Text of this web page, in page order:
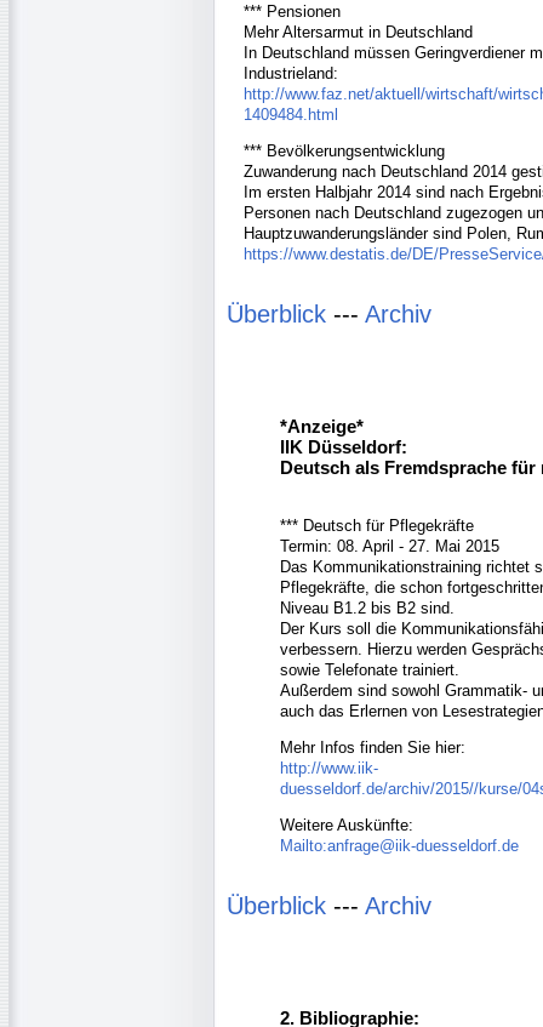
*** Pensionen
Mehr Altersarmut in Deutschland
In Deutschland müssen Geringverdiener
Industrieland:
http://www.faz.net/aktuell/wirtschaft/
1409484.html
*** Bevölkerungsentwicklung
Zuwanderung nach Deutschland 2014
Im ersten Halbjahr 2014 sind nach
Personen nach Deutschland zugezogen
Hauptzuwanderungsländer sind Polen,
https://www.destatis.de/DE/
Überblick --- Archiv
*Anzeige*
IIK Düsseldorf:
Deutsch als Fremdsprache
*** Deutsch für Pflegekräfte
Termin: 08. April - 27. Mai 2015
Das Kommunikationstraining richtet
Pflegekräfte, die schon
Niveau B1.2 bis B2 sind.
Der Kurs soll die
verbessern. Hierzu werden
sowie Telefonate trainiert.
Außerdem sind sowohl Grammatik-
auch das Erlernen von
Mehr Infos finden Sie hier:
http://www.iik-
duesseldorf.de/archiv/2015//kurse/
Weitere Auskünfte:
Mailto:anfrage@iik-duesseldorf.de
Überblick --- Archiv
2. Bibliographie: